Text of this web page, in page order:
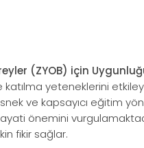
(ZYOB) için
yeteneklerini
ve kapsayıcı eğitim
önemini
fikir sağlar.